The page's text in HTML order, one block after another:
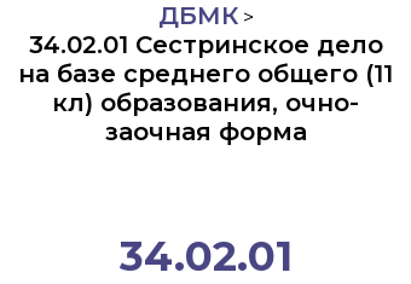
ДБМК>
34.02.01 Сестринское дело
на базе среднего общего (11
кл) образования, очно-
заочная форма
34.02.01